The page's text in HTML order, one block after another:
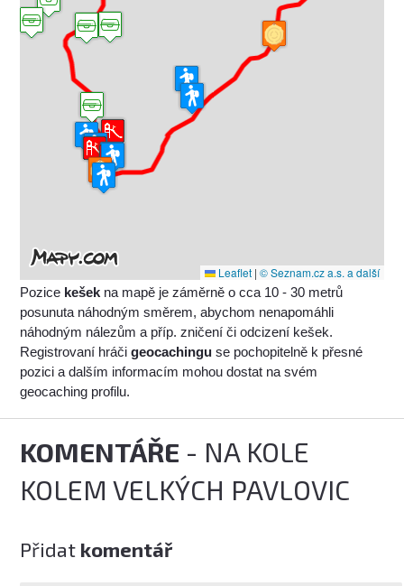
Leaflet | © Seznam.cz a.s. a další
Pozice kešek na mapě je záměrně o cca 10 - 30 metrů
posunuta náhodným směrem, abychom nenapomáhli
náhodným nálezům a příp. zničení či odcizení kešek.
Registrovaní hráčigeocachingu se pochopitelně k přesné
pozici a dalším informacím mohou dostat na svém
geocaching profilu.
KOMENTÁŘE - NA KOLE
KOLEM VELKÝCH PAVLOVIC
Přidat komentář